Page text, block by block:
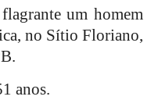
um homem
no Sítio Floriano,
anos.